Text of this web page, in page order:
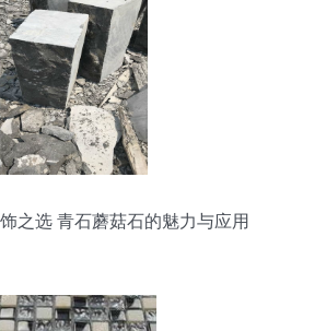
之选 青石蘑菇石的魅力与应用